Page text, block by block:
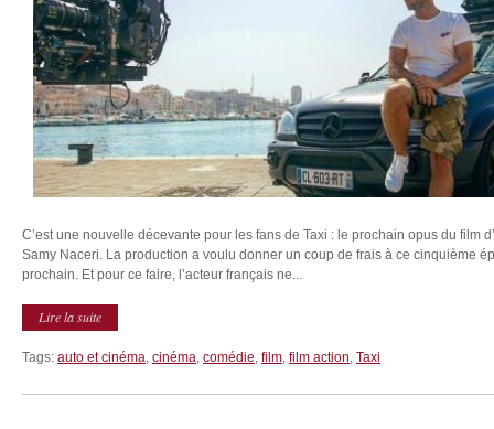
C’est une nouvelle décevante pour les fans de Taxi : le prochain opus du film
Samy Naceri. La production a voulu donner un coup de frais à ce cinquième
prochain. Et pour ce faire, l’acteur français ne...
Lire la suite
Tags: auto et cinéma, cinéma, comédie, film, film action, Taxi